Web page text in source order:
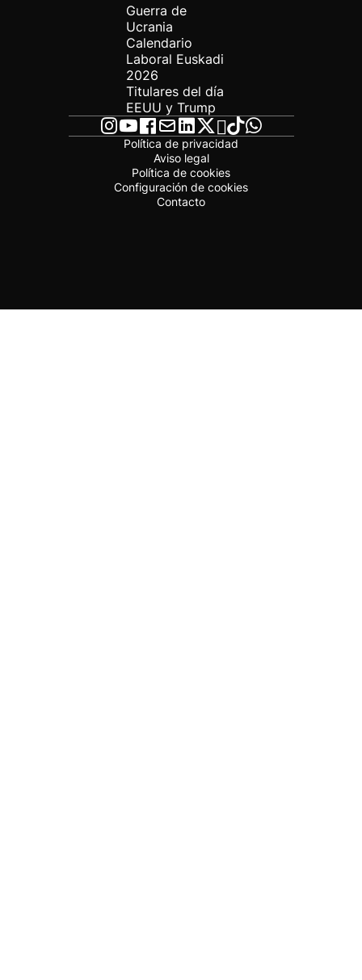
Guerra de
Ucrania
Calendario
Laboral Euskadi
2026
Titulares del día
EEUU y Trump
Política de privacidad
Aviso legal
Política de cookies
Configuración de cookies
Contacto